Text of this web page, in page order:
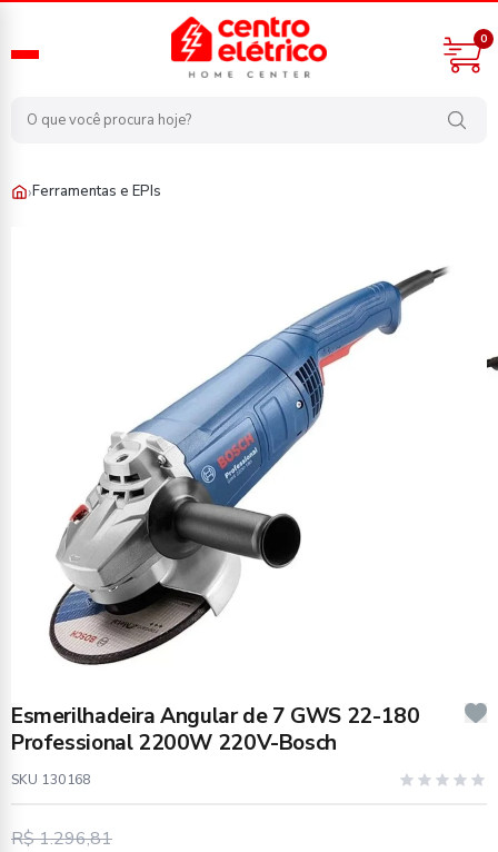
0
›Ferramentas e EPIs
Esmerilhadeira Angular de 7 GWS 22-180
Professional 2200W 220V-Bosch
SKU 130168
R$ 1.296,81